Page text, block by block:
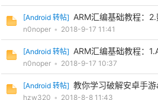
[Android 转帖] ARM汇编基础教程：
n0noper • 2018-9-17 11:41
[Android 转帖] ARM汇编基础教程：
n0noper • 2018-9-17 10:37
[Android 转帖] 教你学习破解安卓手
hzw320 • 2018-8-8 11:43